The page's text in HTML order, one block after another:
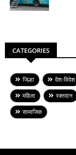
CATEGORIES
जिल्हा देश-विदेश
महिला
रक्तदान
सामाजिक